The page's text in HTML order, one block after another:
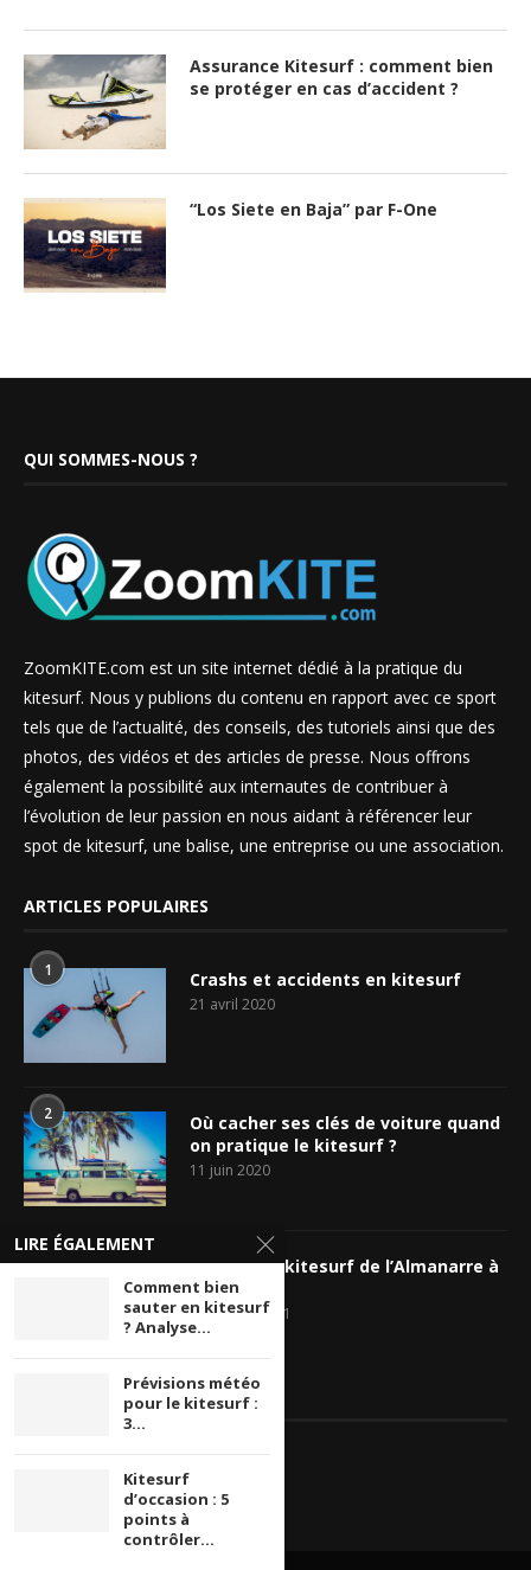
Assurance Kitesurf : comment bien
se protéger en cas d’accident ?
“Los Siete en Baja” par F-One
QUI SOMMES-NOUS ?
ZoomKITE.com est un site internet dédié à la pratique du
kitesurf. Nous y publions du contenu en rapport avec ce sport
tels que de l’actualité, des conseils, des tutoriels ainsi que des
photos, des vidéos et des articles de presse. Nous offrons
également la possibilité aux internautes de contribuer à
l’évolution de leur passion en nous aidant à référencer leur
spot de kitesurf, une balise, une entreprise ou une association.
ARTICLES POPULAIRES
1 Crashs et accidents en kitesurf
21 avril 2020
2
Où cacher ses clés de voiture quand
on pratique le kitesurf ?
11 juin 2020
3
Le spot de kitesurf de l’Almanarre à
Hyères
23 janvier 2021
FACEBOOK PAGE & GROUPES
LIRE ÉGALEMENT
Comment bien
sauter en kitesurf
? Analyse...
Prévisions météo
pour le kitesurf :
3...
Kitesurf
d’occasion : 5
points à
contrôler...